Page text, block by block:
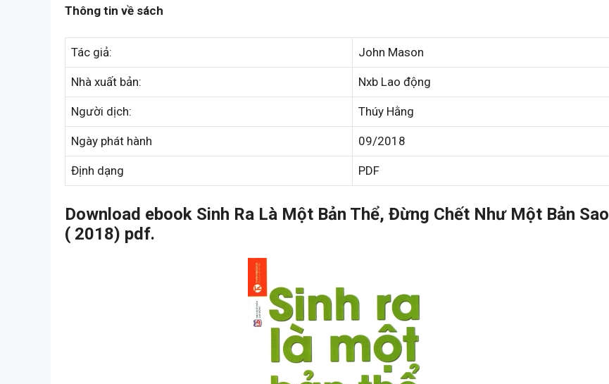
Thông tin về sách
Tác giả: John Mason
Nhà xuất bản: Nxb Lao động
Người dịch: Thúy Hằng
Ngày phát hành 09/2018
Định dạng PDF
Download ebook Sinh Ra Là Một Bản Thể, Đừng Chết Như Một Bản Sao
( 2018) pdf.